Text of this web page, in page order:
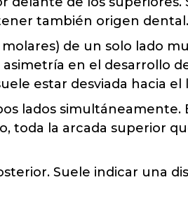
también origen dental.
de un solo lado
en el desarrollo
estar desviada hacia el
lados simultáneamente.
toda la arcada superior
Suele indicar una